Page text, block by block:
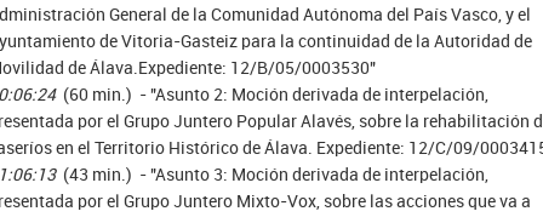
General de la Comunidad Autónoma del País Vasco, y el
de Vitoria-Gasteiz para la continuidad de la Autoridad de
de Álava.Expediente: 12/B/05/0003530"
(60 min.) - "Asunto 2: Moción derivada de interpelación,
por el Grupo Juntero Popular Alavés, sobre la rehabilitación
en el Territorio Histórico de Álava. Expediente: 12/C/09/
(43 min.) - "Asunto 3: Moción derivada de interpelación,
por el Grupo Juntero Mixto-Vox, sobre las acciones que va a